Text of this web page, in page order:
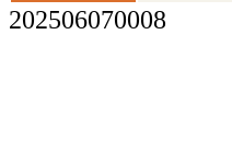
202506070008